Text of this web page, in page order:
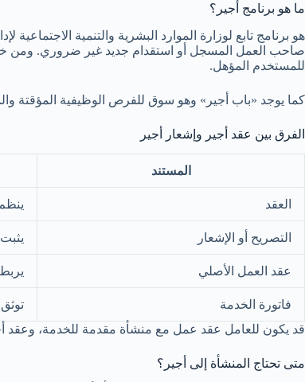
ما هو برنامج أجير؟
هو برنامج تابع لوزارة الموارد البشرية والتنمية
صاحب العمل المسجل أو استقدام جديد غير ضروري. ومن
للمستخدم المؤهل.
كما يوجد «باب أجير» وهو سوق للفرص الوظيفية المؤقتة
الفرق بين عقد أجير وإشعار أجير
المستند
العقد
التصريح أو الإشعار
عقد العمل الأصلي
فاتورة الخدمة
قد يكون للعامل عقد عمل مع منشأة مقدمة للخدمة، وعقد
متى تحتاج المنشأة إلى أجير؟